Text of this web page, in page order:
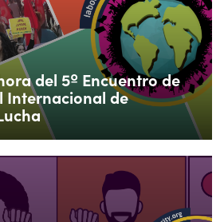
del 5º Encuentro de
Internacional de